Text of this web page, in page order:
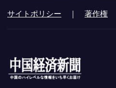
サイトポリシー ｜ 著作権